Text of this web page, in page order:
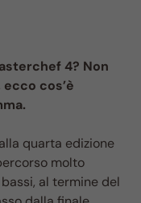
4? Non
cos’è
quarta edizione
molto
al termine del